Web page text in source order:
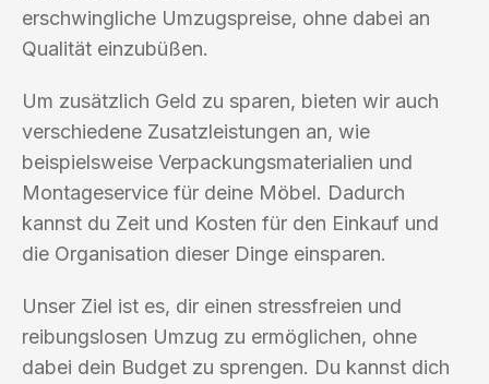
erschwingliche Umzugspreise, ohne dabei an
Qualität einzubüßen.
Um zusätzlich Geld zu sparen, bieten wir auch
verschiedene Zusatzleistungen an, wie
beispielsweise Verpackungsmaterialien und
Montageservice für deine Möbel. Dadurch
kannst du Zeit und Kosten für den Einkauf und
die Organisation dieser Dinge einsparen.
Unser Ziel ist es, dir einen stressfreien und
reibungslosen Umzug zu ermöglichen, ohne
dabei dein Budget zu sprengen. Du kannst dich